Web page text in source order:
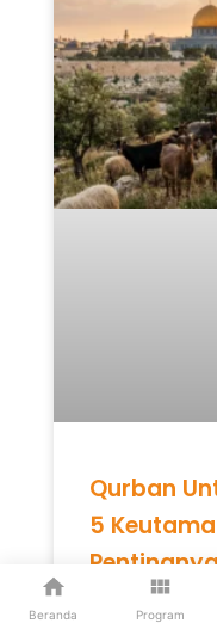
Qurban
5
Pentingnya
READ MORE »
Beranda Program